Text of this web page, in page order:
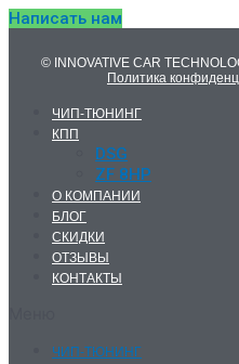
Написать нам
© INNOVATIVE CAR
Политика
ЧИП-ТЮНИНГ
КПП
DSG
ZF 8HP
О КОМПАНИИ
БЛОГ
СКИДКИ
ОТЗЫВЫ
КОНТАКТЫ
ЧИП-ТЮНИНГ